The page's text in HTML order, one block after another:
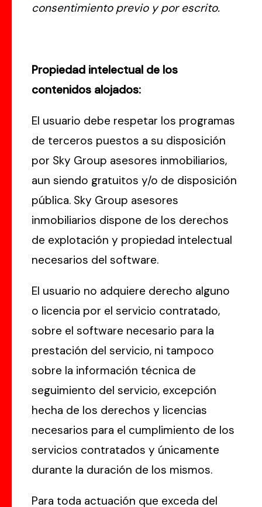
consentimiento previo y por escrito.
Propiedad intelectual de los
contenidos alojados:
El usuario debe respetar los programas
de terceros puestos a su disposición
por Sky Group asesores inmobiliarios,
aun siendo gratuitos y/o de disposición
pública. Sky Group asesores
inmobiliarios dispone de los derechos
de explotación y propiedad intelectual
necesarios del software.
El usuario no adquiere derecho alguno
o licencia por el servicio contratado,
sobre el software necesario para la
prestación del servicio, ni tampoco
sobre la información técnica de
seguimiento del servicio, excepción
hecha de los derechos y licencias
necesarios para el cumplimiento de los
servicios contratados y únicamente
durante la duración de los mismos.
Para toda actuación que exceda del